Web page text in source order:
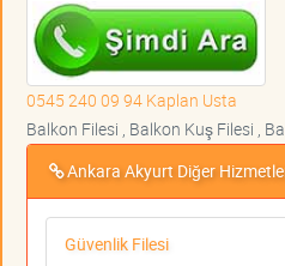
0545 240 09 94 Kaplan Usta
Balkon Filesi , Balkon Kuş Filesi ,
Ankara Akyurt Diğer
Güvenlik Filesi